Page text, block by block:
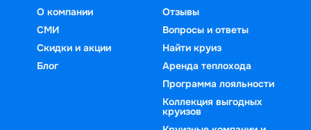
О компании
СМИ
Скидки и акции
Блог
Отзывы
Вопросы и ответы
Найти круиз
Аренда теплохода
Программа лояльности
Коллекция выгодных
круизов